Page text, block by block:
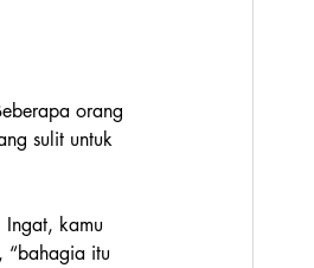
orang
sulit untuk
kamu
“bahagia itu